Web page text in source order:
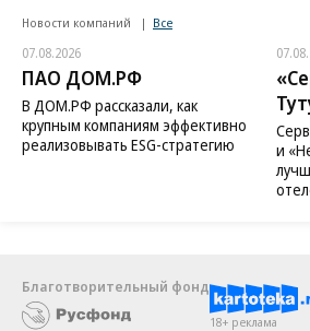
Новости компаний Все
07.08.2026
ПАО ДОМ.РФ
В ДОМ.РФ рассказали, как
крупным компаниям эффективно
реализовывать ESG-стратегию
и
Благотворительный фонд
18+ реклама